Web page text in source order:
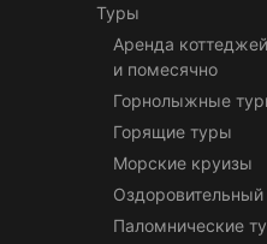
Туры
Аренда
и помесячно
Горнолыжные
Горящие туры
Морские круизы
Паломнические